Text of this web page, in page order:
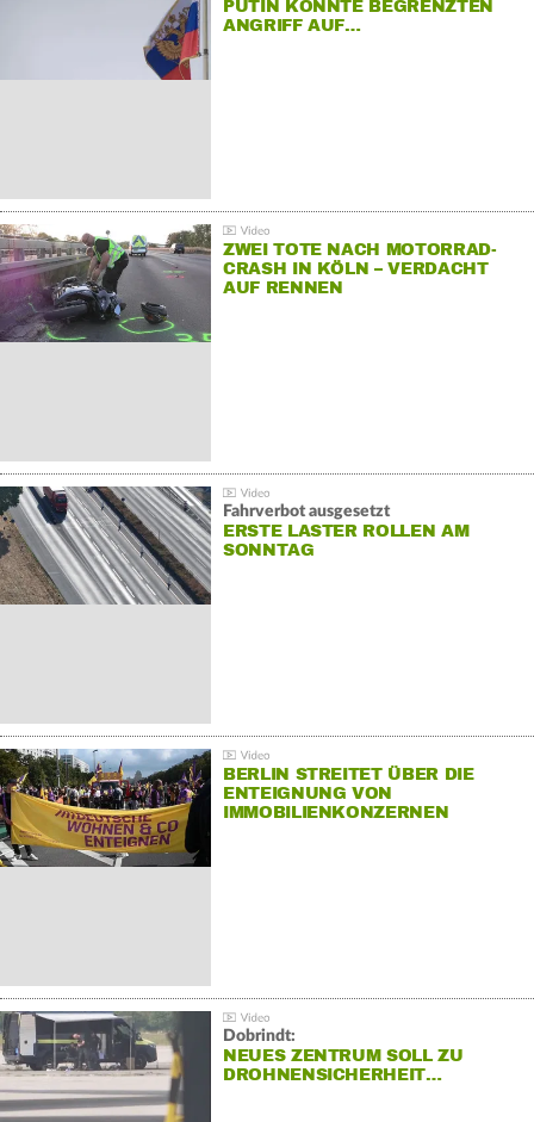
PUTIN KÖNNTE BEGRENZTEN
ANGRIFF AUF…
ZWEI TOTE NACH MOTORRAD-
CRASH IN KÖLN – VERDACHT
AUF RENNEN
Fahrverbot ausgesetzt
ERSTE LASTER ROLLEN AM
SONNTAG
BERLIN STREITET ÜBER DIE
ENTEIGNUNG VON
IMMOBILIENKONZERNEN
Dobrindt:
NEUES ZENTRUM SOLL ZU
DROHNENSICHERHEIT…